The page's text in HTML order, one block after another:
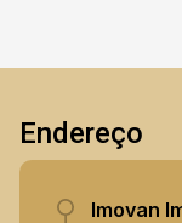
Não perca a
saiba mais.
Endereço
Imovan